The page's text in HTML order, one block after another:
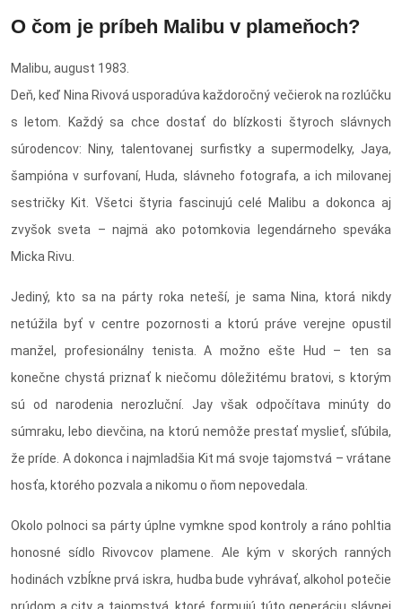
O čom je príbeh Malibu v plameňoch?
Malibu, august 1983.
Deň, keď Nina Rivová usporadúva každoročný večierok na rozlúčku
s letom. Každý sa chce dostať do blízkosti štyroch slávnych
súrodencov: Niny, talentovanej surfistky a supermodelky, Jaya,
šampióna v surfovaní, Huda, slávneho fotografa, a ich milovanej
sestričky Kit. Všetci štyria fascinujú celé Malibu a dokonca aj
zvyšok sveta – najmä ako potomkovia legendárneho speváka
Micka Rivu.
Jediný, kto sa na párty roka neteší, je sama Nina, ktorá nikdy
netúžila byť v centre pozornosti a ktorú práve verejne opustil
manžel, profesionálny tenista. A možno ešte Hud – ten sa
konečne chystá priznať k niečomu dôležitému bratovi, s ktorým
sú od narodenia nerozluční. Jay však odpočítava minúty do
súmraku, lebo dievčina, na ktorú nemôže prestať myslieť, sľúbila,
že príde. A dokonca i najmladšia Kit má svoje tajomstvá – vrátane
hosťa, ktorého pozvala a nikomu o ňom nepovedala.
Okolo polnoci sa párty úplne vymkne spod kontroly a ráno pohltia
honosné sídlo Rivovcov plamene. Ale kým v skorých ranných
hodinách vzbĺkne prvá iskra, hudba bude vyhrávať, alkohol potečie
prúdom a city a tajomstvá, ktoré formujú túto generáciu slávnej